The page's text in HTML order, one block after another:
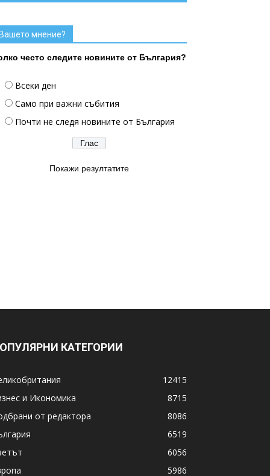
мнение?
често следите новините от България?
Всеки ден
Само при важни събития
Почти не следя новините от България
Покажи резултатите
КАТЕГОРИИ
12415
и Икономика
8715
от редактора
8086
6519
6056
5986